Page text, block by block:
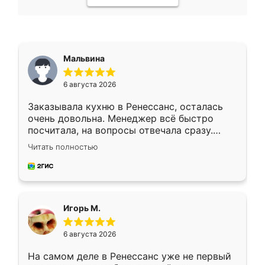
Мальвина
6 августа 2026
Заказывала кухню в Ренессанс, осталась
очень довольна. Менеджер всё быстро
посчитала, на вопросы отвечала сразу.
Замерщик приехал в субботу, подошёл к
делу со всей ответственностью. Собрали
за день, ребята работали аккуратно, даже
Читать полностью
Игорь М.
6 августа 2026
На самом деле в Ренессанс уже не первый